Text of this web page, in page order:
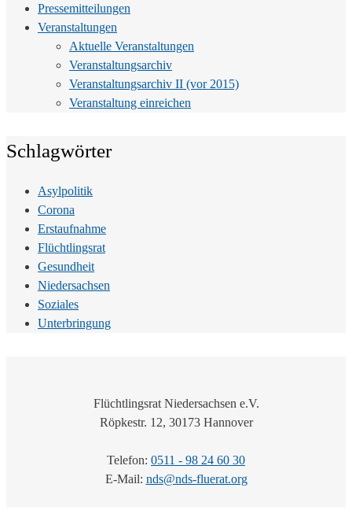
Pressemitteilungen
Veranstaltungen
Aktuelle Veranstaltungen
Veranstaltungsarchiv
Veranstaltungsarchiv II (vor 2015)
Veranstaltung einreichen
Schlagwörter
Asylpolitik
Corona
Erstaufnahme
Flüchtlingsrat
Gesundheit
Niedersachsen
Soziales
Unterbringung
Flüchtlingsrat Niedersachsen e.V.
Röpkestr. 12, 30173 Hannover
Telefon: 0511 - 98 24 60 30
E-Mail: nds@nds-fluerat.org